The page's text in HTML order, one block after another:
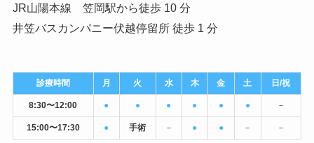
JR山陽本線 笠岡駅から徒歩 10 分
井笠バスカンパニー伏越停留所 徒歩 1 分
診療時間 月 火 水 木 金 土 日/祝
8:30〜12:00 ● ● ● ● ● ● －
15:00〜17:30 ● 手術 － ● ● － －